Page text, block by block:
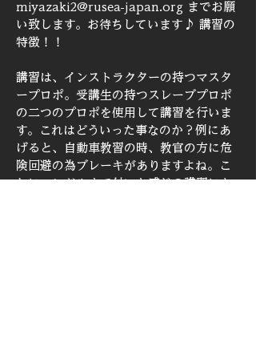
miyazaki2@rusea-japan.org までお願
い致します。お待ちしています♪ 講習の
特徴！！
講習は、インストラクターの持つマスタ
ープロポ。受講生の持つスレーブプロポ
の二つのプロポを使用して講習を行いま
す。これはどういった事なのか？例にあ
げると、自動車教習の時、教官の方に危
険回避の為ブレーキがありますよね。こ
れにハンドルまで付いた感じの講習にな